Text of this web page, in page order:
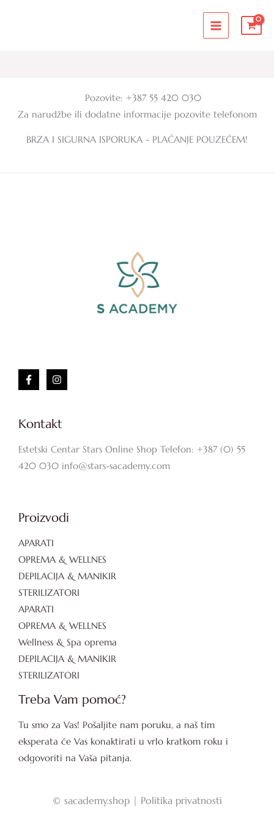
MAIN
MENU
Pozovite: +387 55 420 030
Za narudžbe ili dodatne informacije pozovite telefonom
BRZA I SIGURNA ISPORUKA - PLAĆANJE POUZEĆEM!
Kontakt
Estetski Centar Stars Online Shop Telefon: +387 (0) 55
420 030 info@stars-sacademy.com
Proizvodi
APARATI
OPREMA & WELLNES
DEPILACIJA & MANIKIR
STERILIZATORI
APARATI
OPREMA & WELLNES
Wellness & Spa oprema
DEPILACIJA & MANIKIR
STERILIZATORI
Treba Vam pomoć?
Tu smo za Vas! Pošaljite nam poruku, a naš tim
eksperata će Vas konaktirati u vrlo kratkom roku i
odgovoriti na Vaša pitanja.
© sacademy.shop | Politika privatnosti